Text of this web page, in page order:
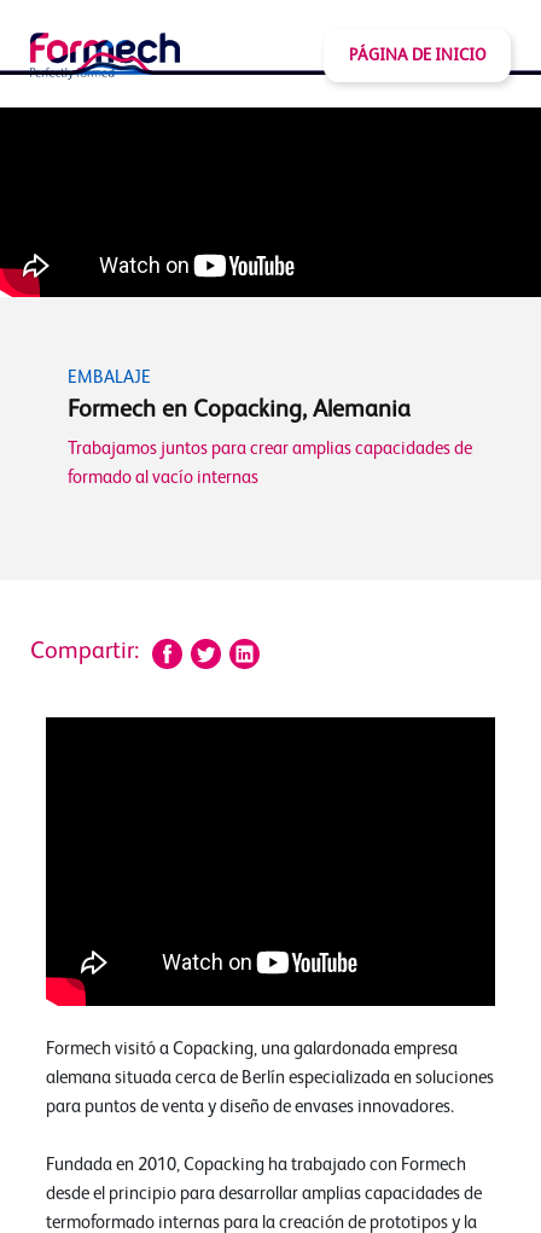
PÁGINA DE INICIO
EMBALAJE
Formech en Copacking, Alemania
Trabajamos juntos para crear amplias capacidades de
formado al vacío internas
Compartir:
Formech visitó a Copacking, una galardonada empresa
alemana situada cerca de Berlín especializada en soluciones
para puntos de venta y diseño de envases innovadores.
Fundada en 2010, Copacking ha trabajado con Formech
desde el principio para desarrollar amplias capacidades de
termoformado internas para la creación de prototipos y la